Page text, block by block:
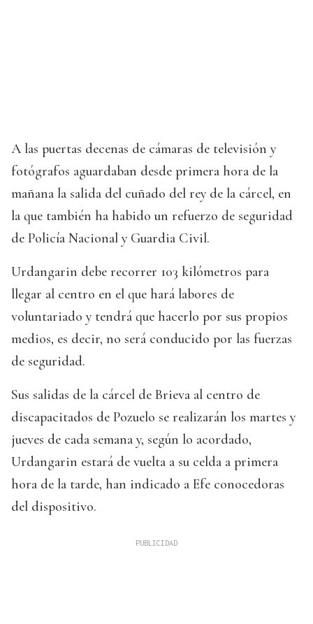
A las puertas decenas de cámaras de televisión y
fotógrafos aguardaban desde primera hora de la
mañana la salida del cuñado del rey de la cárcel, en
la que también ha habido un refuerzo de seguridad
de Policía Nacional y Guardia Civil.
Urdangarin debe recorrer 103 kilómetros para
llegar al centro en el que hará labores de
voluntariado y tendrá que hacerlo por sus propios
medios, es decir, no será conducido por las fuerzas
de seguridad.
Sus salidas de la cárcel de Brieva al centro de
discapacitados de Pozuelo se realizarán los martes y
jueves de cada semana y, según lo acordado,
Urdangarin estará de vuelta a su celda a primera
hora de la tarde, han indicado a Efe conocedoras
del dispositivo.